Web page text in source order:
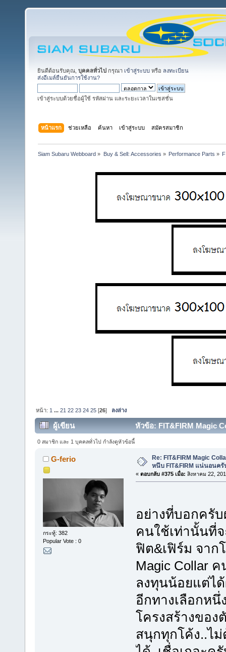
ยินดีต้อนรับคุณ, บุคคลทั่วไป กรุณา เข้าสู่ระบบ หรือ ลงทะเบียน
ส่งอีเมล์ยืนยันการใช้งาน?
เข้าสู่ระบบด้วยชื่อผู้ใช้ รหัสผ่าน และระยะเวลาในเซสชั่น
หน้าแรก ช่วยเหลือ ค้นหา เข้าสู่ระบบ สมัครสมาชิก
Siam Subaru Webboard » Buy & Sell: Accessories » Performance Parts »
หน้า: 1 ...21 22 23 24 25 [26] ลงล่าง
ผู้เขียน
หัวข้อ: FIT&FIRM Magic
ครั้ง)
0 สมาชิก และ 1 บุคคลทั่วไป กำลังดูหัวข้อนี้
G-ferio
กระทู้: 382
Popular Vote : 0
Re: FIT&FIRM Magic
หนึบ FIT&FIRM แน่นอนครั
« ตอบกลับ #375 เมื่อ: สิงหาคม 22,
อย่างที่บอกครั
คนใช้เท่านั้นที่
ฟิต&เฟิร์ม จาก
Magic Collar
ลงทุนน้อยแต่ได้
อีกทางเลือกห
โครงสร้างของ
สนุกทุกโค้ง..ไม่